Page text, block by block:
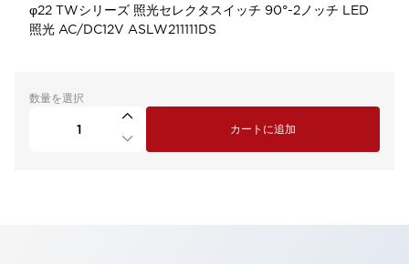
φ22 TWシリーズ 照光セレクタスイッチ 90°-2ノッチ LED
照光 AC/DC12V ASLW211111DS
数量を選択
カートに追加